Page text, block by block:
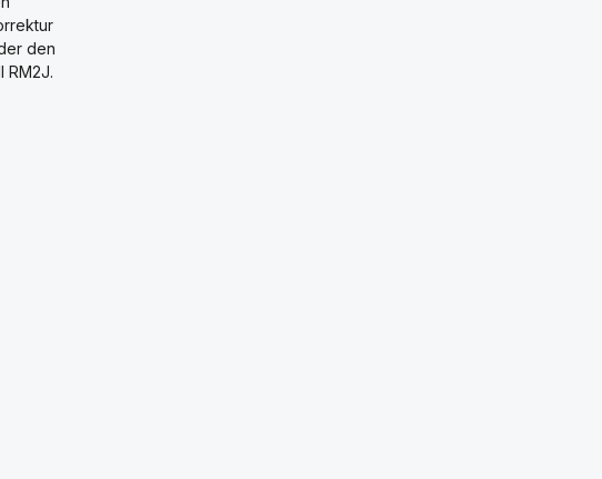
den
RM2J.